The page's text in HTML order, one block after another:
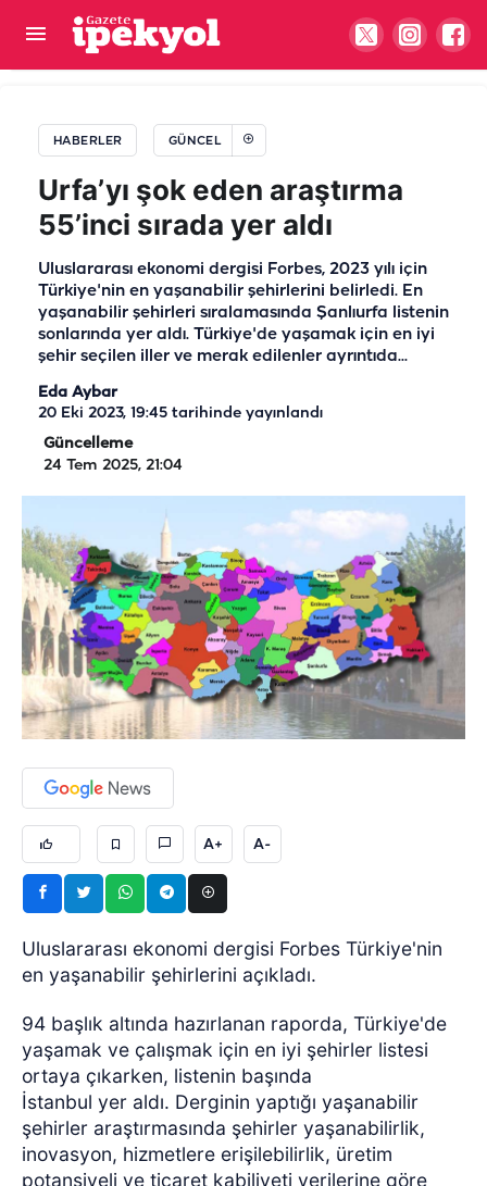
HABERLER GÜNCEL
Urfa’yı şok eden araştırma
55’inci sırada yer aldı
Uluslararası ekonomi dergisi Forbes, 2023 yılı için
Türkiye'nin en yaşanabilir şehirlerini belirledi. En
yaşanabilir şehirleri sıralamasında Şanlıurfa listenin
sonlarında yer aldı. Türkiye'de yaşamak için en iyi
şehir seçilen iller ve merak edilenler ayrıntıda...
Eda Aybar
20 Eki 2023, 19:45 tarihinde yayınlandı
Güncelleme
24 Tem 2025, 21:04
A+ A-
Uluslararası ekonomi dergisi Forbes Türkiye'nin
en yaşanabilir şehirlerini açıkladı.
94 başlık altında hazırlanan raporda, Türkiye'de
yaşamak ve çalışmak için en iyi şehirler listesi
ortaya çıkarken, listenin başında
İstanbul yer aldı. Derginin yaptığı yaşanabilir
şehirler araştırmasında şehirler yaşanabilirlik,
inovasyon, hizmetlere erişilebilirlik, üretim
potansiyeli ve ticaret kabiliyeti verilerine göre
Şanlıurfa Öğretmenevi için beklenen gelişme!